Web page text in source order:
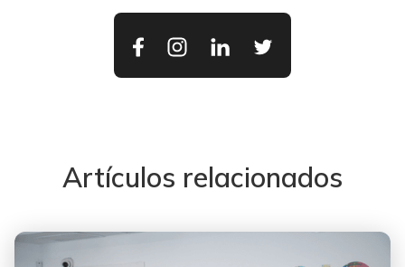
Artículos relacionados